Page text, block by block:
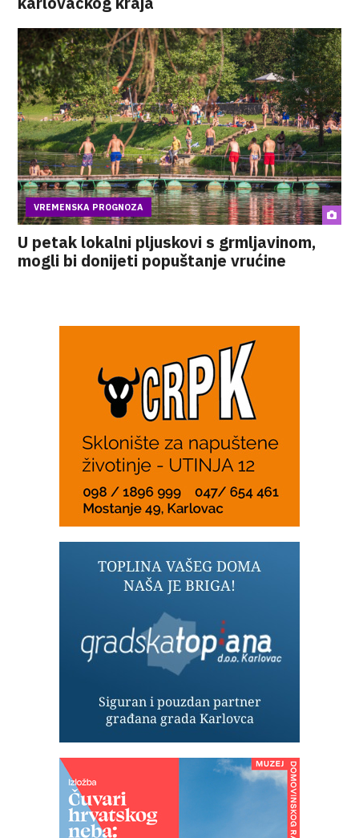
VREMENSKA PROGNOZA
U petak lokalni pljuskovi s grmljavinom,
mogli bi donijeti popuštanje vrućine